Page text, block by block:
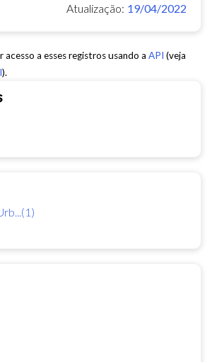
Atualização: 19/04/2022
a esses registros usando a API (veja
).